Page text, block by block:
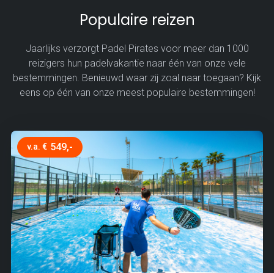
Populaire reizen
Jaarlijks verzorgt Padel Pirates voor meer dan 1000
reizigers hun padelvakantie naar één van onze vele
bestemmingen. Benieuwd waar zij zoal naar toegaan? Kijk
eens op één van onze meest populaire bestemmingen!
v.a. € 549,-